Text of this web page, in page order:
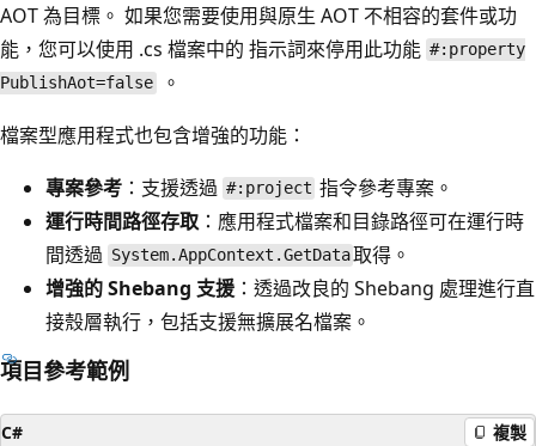
AOT 為目標。 如果您需要使用與原生 AOT 不相容的套件或功
能，您可以使用 .cs 檔案中的 指示詞來停用此功能 #:property
PublishAot=false
。
檔案型應用程式也包含增強的功能：
專案參考 ：支援透過 #:project 指令參考專案。
運行時間路徑存取 ：應用程式檔案和目錄路徑可在運行時
間透過 System.AppContext.GetData取得。
增強的 Shebang 支援 ：透過改良的 Shebang 處理進行直
接殼層執行，包括支援無擴展名檔案。
項目參考範例
C# 複製